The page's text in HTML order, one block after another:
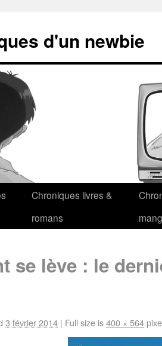
d'un newbie
Chroniques livres &
romans
se lève : le
3 février 2014 | Full size is400 × 564